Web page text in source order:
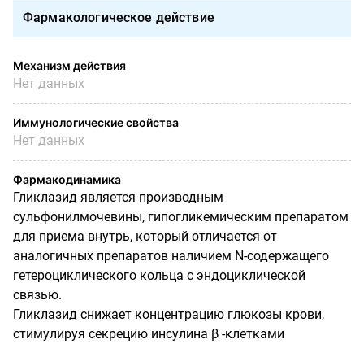
Фармакологическое действие
Механизм действия
Нет данных
Иммунологические свойства
Нет данных
Фармакодинамика
Гликлазид является производным
сульфонилмочевины, гипогликемическим препаратом
для приема внутрь, который отличается от
аналогичных препаратов наличием N-содержащего
гетероциклического кольца с эндоциклической
связью.
Гликлазид снижает концентрацию глюкозы крови,
стимулируя секрецию инсулина β -клетками